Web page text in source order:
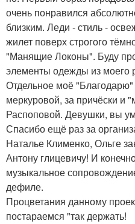
очень понравился
близким. Леди - стиль -
жилет поверх строгого
"Манящие Локоны". Буду
элементы одежды из моего
Отдельное моё
меркуровой, за причёски
Распоповой. Девушки, вы
Спасибо ещё раз за
Наталье Клименко, Ольге
Антону глицевичу! И
музыкальное
дефиле.
Процветания данному
постараемся "так держать!